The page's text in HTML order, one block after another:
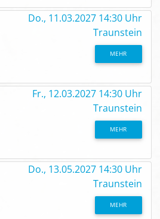
Do., 11.03.2027 14:30 Uhr
Traunstein
MEHR
Fr., 12.03.2027 14:30 Uhr
Traunstein
MEHR
Do., 13.05.2027 14:30 Uhr
Traunstein
MEHR